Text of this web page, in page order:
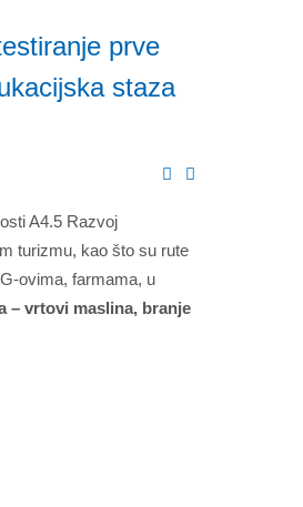
prve
staza
A4.5 Razvoj
turizmu, kao što su rute
ovima, farmama, u
– vrtovi maslina, branje